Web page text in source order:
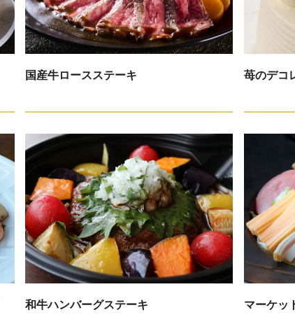
国産牛ロースステーキ 苺のデコ
和牛ハンバーグステーキ マーケッ